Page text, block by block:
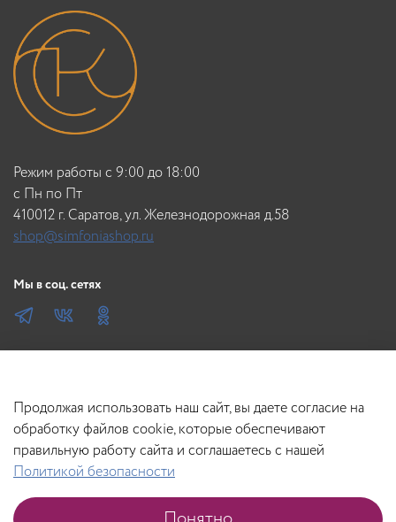
Производятся коклюшки только из тех материалов,
которые имеют стойкость к химическим средствам. Они
подходят не только для создания химической завивки, но
и для ежедневной завивки в домашних условиях.
Режим работы с 9:00 до 18:00
c Пн по Пт
410012 г. Саратов, ул. Железнодорожная д.58
shop@simfoniashop.ru
Мы в соц. сетях
Продолжая использовать наш сайт, вы даете согласие на
обработку файлов cookie, которые обеспечивают
правильную работу сайта и соглашаетесь с нашей
Политикой безопасности